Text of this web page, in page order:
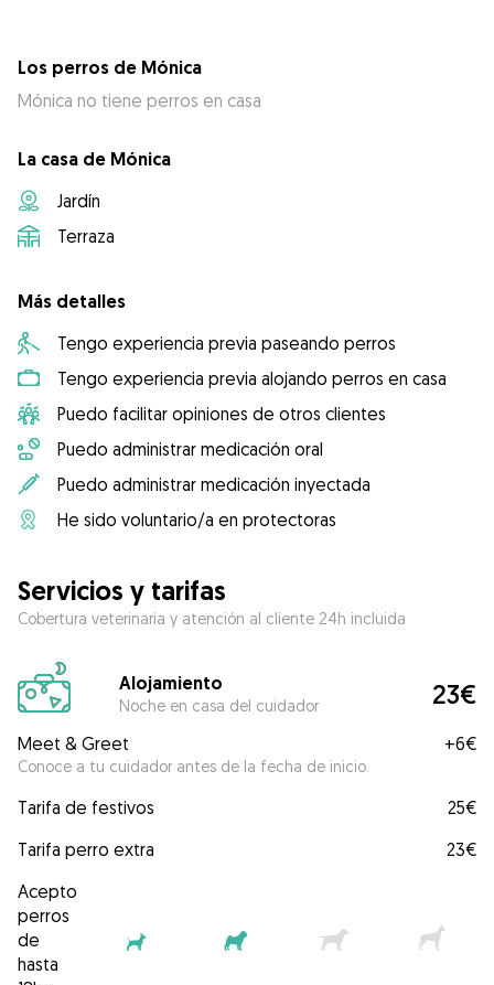
Los perros de Mónica
Mónica no tiene perros en casa
La casa de Mónica
Jardín
Terraza
Más detalles
Tengo experiencia previa paseando perros
Tengo experiencia previa alojando perros en casa
Puedo facilitar opiniones de otros clientes
Puedo administrar medicación oral
Puedo administrar medicación inyectada
He sido voluntario/a en protectoras
Servicios y tarifas
Cobertura veterinaria y atención al cliente 24h incluida
Alojamiento
Noche en casa del cuidador 23€
Meet & Greet
Conoce a tu cuidador antes de la fecha de inicio.
+6€
Tarifa de festivos
25€
Tarifa perro extra
23€
Acepto
perros
de
hasta